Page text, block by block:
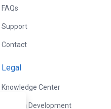
FAQs
Support
Contact
Legal
Knowledge Center
Custom Development